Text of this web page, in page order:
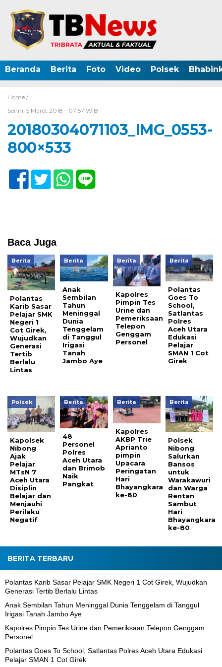
Beranda Berita Foto Video Polsek
Home /
Senin, 5 Maret 2018 - 07:57 WIB
20180304071103_IMG_0553-
800×533
Baca Juga
Berita
Polantas
Karib Sasar
Pelajar SMK
Negeri 1
Cot Girek,
Wujudkan
Generasi
Tertib
Berlalu
Lintas
Berita
Anak
Sembilan
Tahun
Meninggal
Dunia
Tenggelam
di Tanggul
Irigasi
Tanah
Jambo Aye
Berita
Kapolres
Pimpin Tes
Urine dan
Pemeriksaan
Telepon
Genggam
Personel
Berita
Polantas
Goes To
School,
Satlantas
Polres
Aceh Utara
Edukasi
Pelajar
SMAN 1 Cot
Girek
Polsek
Kapolsek
Nibong
Ajak
Pelajar
MTsN 7
Aceh Utara
Disiplin
Belajar dan
Menjauhi
Perilaku
Negatif
Berita
48
Personel
Polres
Aceh Utara
dan Brimob
Naik
Pangkat
Berita
Kapolres
AKBP Trie
Aprianto
pimpin
Upacara
Peringatan
Hari
Bhayangkara
ke-80
Berita
Polsek
Nibong
Salurkan
Bansos
untuk
Warakawuri
dan Warga
Rentan
Sambut
Hari
Bhayangkara
ke-80
BERITA TERBARU
Polantas Karib Sasar Pelajar SMK Negeri 1 Cot Girek, Wujudkan
Generasi Tertib Berlalu Lintas
Anak Sembilan Tahun Meninggal Dunia Tenggelam di Tanggul
Irigasi Tanah Jambo Aye
Kapolres Pimpin Tes Urine dan Pemeriksaan Telepon Genggam
Personel
Polantas Goes To School, Satlantas Polres Aceh Utara Edukasi
Pelajar SMAN 1 Cot Girek